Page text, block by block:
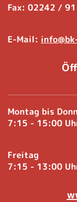
Fax: 02242 /
E-Mail:
Montag bis
7:15 - 15:00
Freitag
7:15 - 13:00